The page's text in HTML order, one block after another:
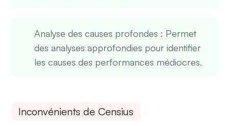
Analyse des causes profondes : Permet
des analyses approfondies pour identifier
les causes des performances médiocres.
Inconvénients de Censius